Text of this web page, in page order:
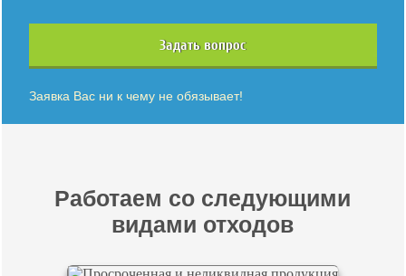
Задать вопрос
Заявка Вас ни к чему не обязывает!
Работаем со следующими
видами отходов